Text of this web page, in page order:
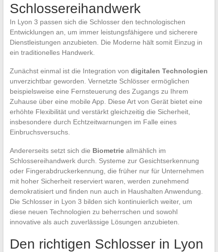
Schlossereihandwerk
In Lyon 3 passen sich die Schlosser den technologischen
Entwicklungen an, um immer leistungsfähigere und sicherere
Dienstleistungen anzubieten. Die Moderne hält somit Einzug in
ein traditionelles Handwerk.
Zunächst einmal ist die Integration von digitalen Technologien
unverzichtbar geworden. Vernetzte Schlösser ermöglichen
beispielsweise eine Fernsteuerung des Zugangs zu Ihrem
Zuhause über eine mobile App. Diese Art von Gerät bietet eine
erhöhte Flexibilität und verstärkt gleichzeitig die Sicherheit,
insbesondere durch Echtzeitwarnungen im Falle eines
Einbruchsversuchs.
Andererseits setzt sich die Biometrieallmählich im
Schlossereihandwerk durch. Systeme zur Gesichtserkennung
oder Fingerabdruckerkennung, die früher nur für Unternehmen
mit hoher Sicherheit reserviert waren, werden zunehmend
demokratisiert und finden nun auch in Haushalten Anwendung.
Die Schlosser in Lyon 3 bilden sich kontinuierlich weiter, um
diese neuen Technologien zu beherrschen und sowohl
innovative als auch zuverlässige Lösungen anzubieten.
Den richtigen Schlosser in Lyon